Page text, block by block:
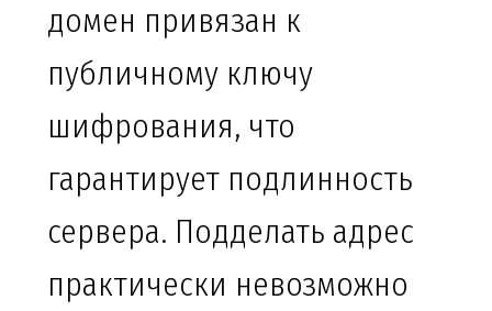
домен привязан к
публичному ключу
шифрования, что
гарантирует подлинность
сервера. Подделать адрес
практически невозможно